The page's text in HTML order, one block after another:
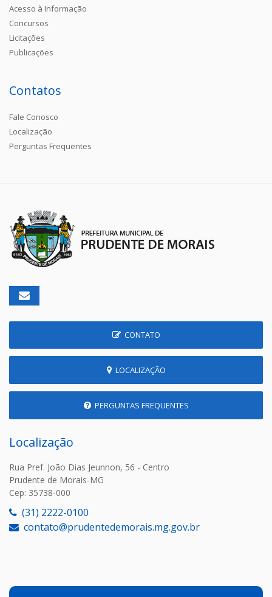
Acesso à Informação
Concursos
Licitações
Publicações
Contatos
Fale Conosco
Localização
Perguntas Frequentes
CONTATO
LOCALIZAÇÃO
PERGUNTAS FREQUENTES
Localização
Rua Pref. João Dias Jeunnon, 56 - Centro
Prudente de Morais-MG
Cep: 35738-000
(31) 2222-0100
contato@prudentedemorais.mg.gov.br